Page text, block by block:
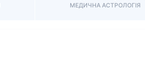
МЕДИЧНА АСТРОЛОГІЯ